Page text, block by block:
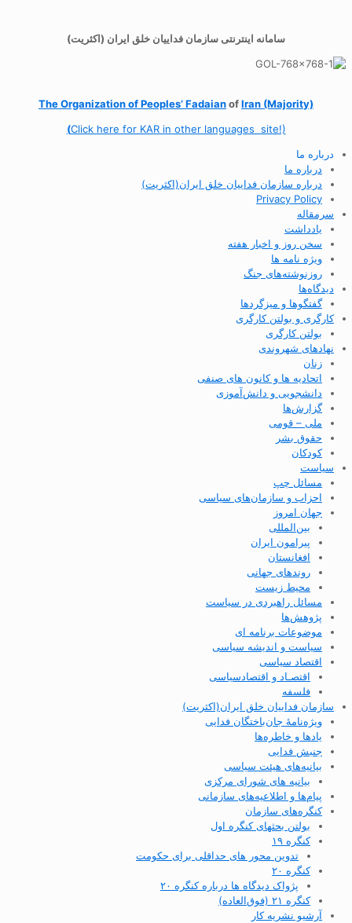
سامانه اینترنتی سازمان فداییان خلق ایران (اکثریت)
The Organization ofPeoples’ FadaianofIran (Majority)
(Click here for KAR in other languages site!)
درباره ما
درباره ما
درباره سازمان فداییان خلق ایران(اکثریت)
Privacy Policy
سرمقاله
یادداشت
سخن روز و اخبار هفته
ویژه نامه ها
روزنوشته‌های جنگ
دیدگاه‌ها
گفتگوها و میزگردها
کارگری و بولتن کارگری
بولتن کارگری
نهادهای شهروندی
زنان
اتحادیه ها و کانون های صنفی
دانشجویی و دانش‌آموزی
گزارش‌ها
ملی – قومی
حقوق بشر
کودکان
سیاست
مسائل چپ
احزاب و سازمان‌های سیاسی
جهان امروز
بین‌المللی
پیرامون ایران
افغانستان
روندهای جهانی
محیط زیست
مسائل راهبردی در سیاست
پژوهش‌ها
موضوعات برنامه ای
سیاست و اندیشه سیاسی
اقتصاد سیاسی
اقتصـاد و اقتصاد‌سیاسی
فلسفه
سازمان فداییان خلق ایران(اکثریت)
ویژه‌نامهٔ جان‌باختگان فدایی
یادها و خاطره‌ها
جنبش فدایی
بیانیه‌های هیئت سیاسی
بیانیه های شورای مرکزی
پیام‌ها و اطلاعیه‌های سازمانی
کنگره‌های سازمان
بولتن بحثهای کنگره اول
کنگره ۱۹
تدوین محور های حداقلی برای حکومت
کنگره ۲۰
پژواک دیدگاه ها درباره کنگره ۲۰
کنگره ۲۱ (فوق‌العاده)
آرشیو نشریه کار